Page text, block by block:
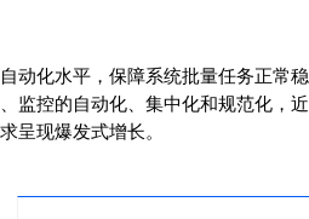
动化水平，保障系统批量任务正常稳
监控的自动化、集中化和规范化，近
呈现爆发式增长。